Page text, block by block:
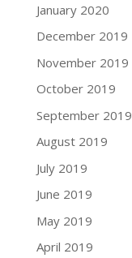
January 2020
December 2019
November 2019
October 2019
September 2019
August 2019
July 2019
June 2019
May 2019
April 2019